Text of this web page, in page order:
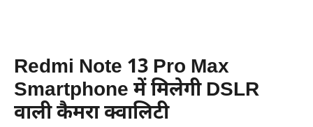
Redmi Note 13 Pro Max
Smartphone में मिलेगी DSLR
वाली कैमरा क्वालिटी